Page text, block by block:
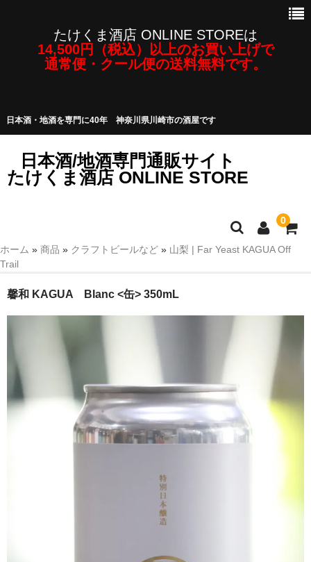
たけくま酒店 ONLINE STOREは
14,500円（税込）以上のお買い上げで
通常便・クール便の送料無料です。
日本酒・地酒を専門に40年 神奈川県川崎市の酒屋です
日本酒/地酒専門通販サイト
たけくま酒店 ONLINE STORE
0
日本酒/地酒
焼酎・泡盛など
和リキュール・梅酒
おつまみなど
ホーム » 商品 » クラフトビールなど » 山梨 | Far Yeast KAGUA Off
Trail
馨和 KAGUA Blanc <缶> 350mL